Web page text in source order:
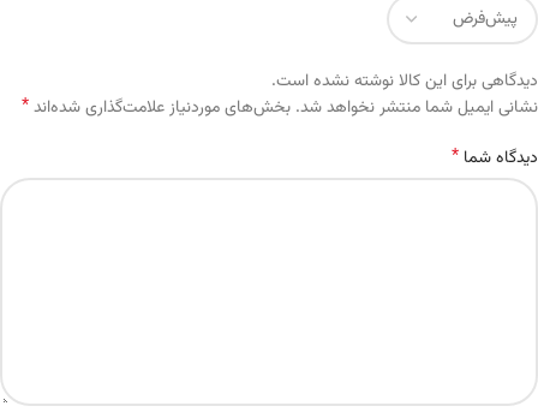
دیدگاهی برای این کالا نوشته نشده است.
نشانی ایمیل شما منتشر نخواهد شد. بخش‌های موردنیاز علامت‌گذاری شده‌اند*
دیدگاه شما *
Alternative: